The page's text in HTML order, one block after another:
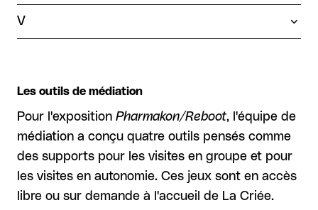
V
Les outils de médiation
Pour l'exposition Pharmakon/Reboot, l'équipe de
médiation a conçu quatre outils pensés comme
des supports pour les visites en groupe et pour
les visites en autonomie. Ces jeux sont en accès
libre ou sur demande à l'accueil de La Criée.